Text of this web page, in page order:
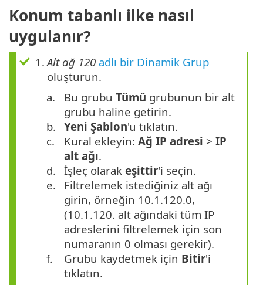
Konum tabanlı ilke nasıl
uygulanır?
1. Alt ağ 120 adlı bir Dinamik Grup
oluşturun.
a.
Bu grubu Tümü grubunun bir alt
grubu haline getirin.
b. Yeni Şablon'u tıklatın.
c.
Kural ekleyin: Ağ IP adresi > IP
alt ağı.
d. İşleç olarak eşittir'i seçin.
e.
Filtrelemek istediğiniz alt ağı
girin, örneğin 10.1.120.0,
(10.1.120. alt ağındaki tüm IP
adreslerini filtrelemek için son
numaranın 0 olması gerekir).
f.
Grubu kaydetmek için Bitir'i
tıklatın.